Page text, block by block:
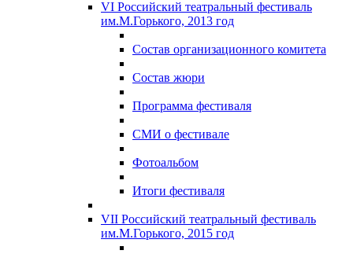
VI Российский театральный фестиваль
им.М.Горького, 2013 год
Состав организационного комитета
Состав жюри
Программа фестиваля
СМИ о фестивале
Фотоальбом
Итоги фестиваля
VII Российский театральный фестиваль
им.М.Горького, 2015 год